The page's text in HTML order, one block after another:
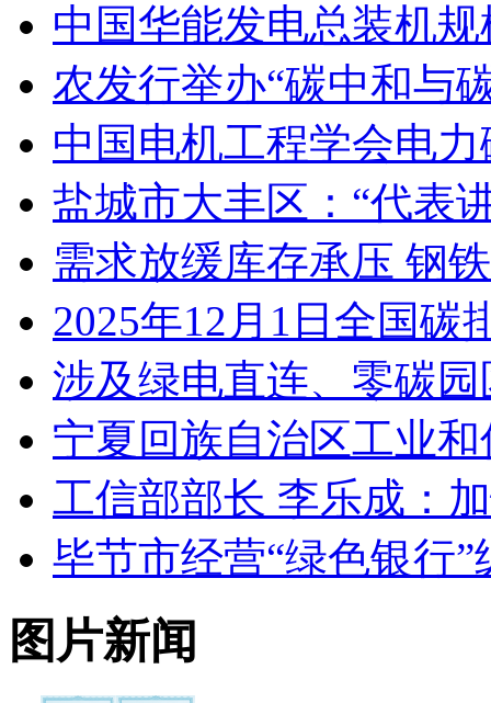
中国华能发电总装机
农发行举办“碳中和与
中国电机工程学会电
盐城市大丰区：“代表
需求放缓库存承压 钢
2025年12月1日全国碳
涉及绿电直连、零碳
宁夏回族自治区工业
工信部部长 李乐成：
毕节市经营“绿色银行
图片新闻